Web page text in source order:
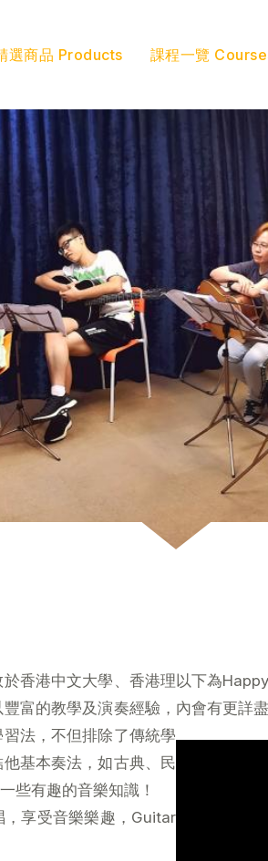
選商品 Products 課程一覽
香港中文大學、香港理
富的教學及演奏經驗，
法，不但排除了傳統學
基本奏法，如古典、民
些有趣的音樂知識！
，享受音樂樂趣，Guitar
以下為
內會有更詳